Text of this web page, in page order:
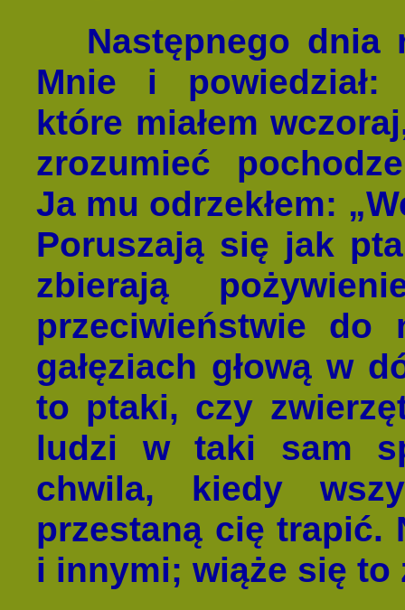
Następnego dnia
Mnie i powiedział:
które miałem
zrozumieć
Ja mu odrzekłem:
Poruszają się jak
zbierają
przeciwieństwie do
gałęziach głową w
to ptaki, czy
ludzi w taki sam
chwila, kiedy
przestaną cię trapić.
i innymi; wiąże się to